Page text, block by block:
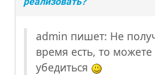
admin пишет: Не
время есть, то можете
убедиться